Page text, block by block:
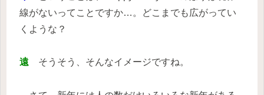
線がないってことですか…。どこまでも広がってい
くような？
遠 そうそう、そんなイメージですね。